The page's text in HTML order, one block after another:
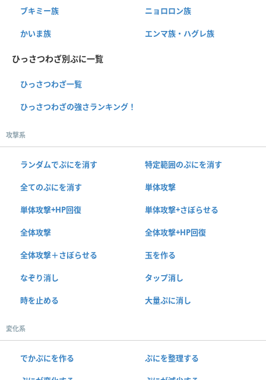
ブキミー族 ニョロロン族
かいま族 エンマ族・ハグレ族
ひっさつわざ別ぷに一覧
ひっさつわざ一覧
ひっさつわざの強さランキング！
攻撃系
ランダムでぷにを消す 特定範囲のぷにを消す
全てのぷにを消す 単体攻撃
単体攻撃+HP回復 単体攻撃+さぼらせる
全体攻撃 全体攻撃+HP回復
全体攻撃＋さぼらせる 玉を作る
なぞり消し タップ消し
時を止める 大量ぷに消し
変化系
でかぷにを作る ぷにを整理する